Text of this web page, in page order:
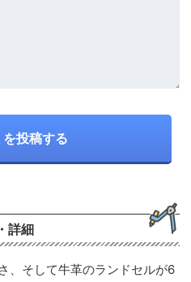
詳細
、そして牛革のランドセルが6